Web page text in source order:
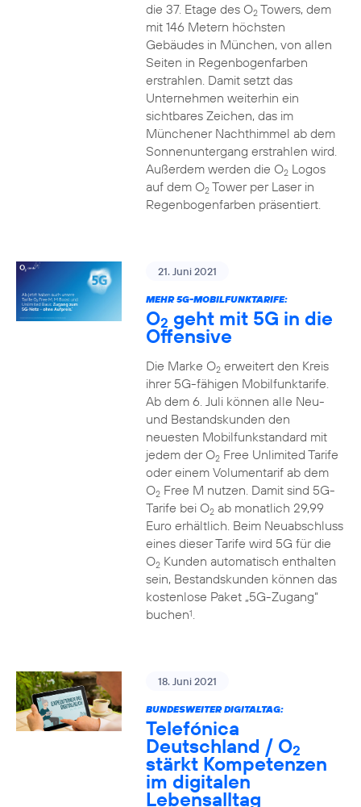
die 37. Etage des O2Towers, dem
mit 146 Metern höchsten
Gebäudes in München, von allen
Seiten in Regenbogenfarben
erstrahlen. Damit setzt das
Unternehmen weiterhin ein
sichtbares Zeichen, das im
Münchener Nachthimmel ab dem
Sonnenuntergang erstrahlen wird.
Außerdem werden die O2Logos
auf dem O2Tower per Laser in
Regenbogenfarben präsentiert.
21. Juni 2021
MEHR 5G-MOBILFUNKTARIFE:
O2 geht mit 5G in die
Offensive
Die Marke O2erweitert den Kreis
ihrer 5G-fähigen Mobilfunktarife.
Ab dem 6. Juli können alle Neu-
und Bestandskunden den
neuesten Mobilfunkstandard mit
jedem der O2Free Unlimited Tarife
oder einem Volumentarif ab dem
O2Free M nutzen. Damit sind 5G-
Tarife bei O2ab monatlich 29,99
Euro erhältlich. Beim Neuabschluss
eines dieser Tarife wird 5G für die
O2Kunden automatisch enthalten
sein, Bestandskunden können das
kostenlose Paket „5G-Zugang“
buchen1.
18. Juni 2021
BUNDESWEITER DIGITALTAG:
Telefónica
Deutschland / O2
stärkt Kompetenzen
im digitalen
Lebensalltag